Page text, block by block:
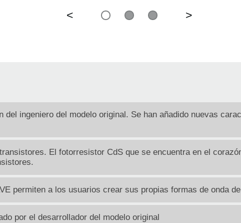
< >
del ingeniero del modelo original. Se han añadido nuevas
El fotorresistor CdS que se encuentra en el
permiten a los usuarios crear sus propias formas de onda
por el desarrollador del modelo original